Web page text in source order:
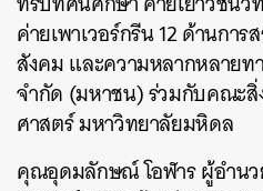
ค่ายเพาเวอร์กรีน 12 ด้านกา
สังคม และความหลากหลาย
จำกัด (มหาชน) ร่วมกับคณะ
ศาสตร์ มหาวิทยาลัยมหิดล
คุณอุดมลักษณ์ โอฬาร ผู้อำนว